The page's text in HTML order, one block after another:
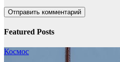
Featured Posts
Космос